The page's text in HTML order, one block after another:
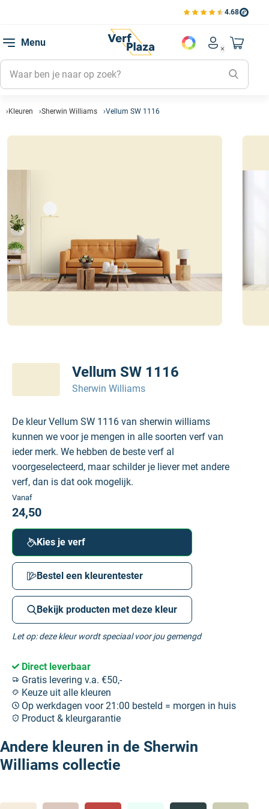
4.68
Bekijk de verfplaza
Menu
Account
Mijn
Mijn
Mijn
Naar
Kleuren Sherwin Williams Vellum SW 1116
Vellum SW 1116
Sherwin Williams
De kleur Vellum SW 1116 van sherwin williams
kunnen we voor je mengen in alle soorten verf van
ieder merk. We hebben de beste verf al
voorgeselecteerd, maar schilder je liever met andere
verf, dan is dat ook mogelijk.
Vanaf
24,50
Kies je verf
Bestel een kleurentester
Bekijk producten met deze kleur
Let op: deze kleur wordt speciaal voor jou gemengd
Direct leverbaar
Gratis levering v.a. €50,-
Keuze uit alle kleuren
Op werkdagen voor 21:00 besteld = morgen in huis
Product & kleurgarantie
Andere kleuren in de Sherwin
Williams collectie